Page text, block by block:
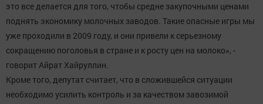
это все делается для того, чтобы средне закупочными ценами
поднять экономику молочных заводов. Такие опасные игры мы
уже проходили в 2009 году, и они привели к серьезному
сокращению поголовья в стране и к росту цен на молоко», -
говорит Айрат Хайруллин.
Кроме того, депутат считает, что в сложившейся ситуации
необходимо усилить контроль и за качеством завозимой